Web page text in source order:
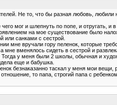
Не то, что бы разная любовь,
мог и шлепнуть по попе, и отругать, и
на мое существование было
или санками с сестрой.
мне вручали гору пеленок, которые
мне вменялось сидеть в сестрой и
у меня были 2 школы, обычная и
еще и бабушка.
безнаказанно таскал у меня мои
то папа, строгий папа с